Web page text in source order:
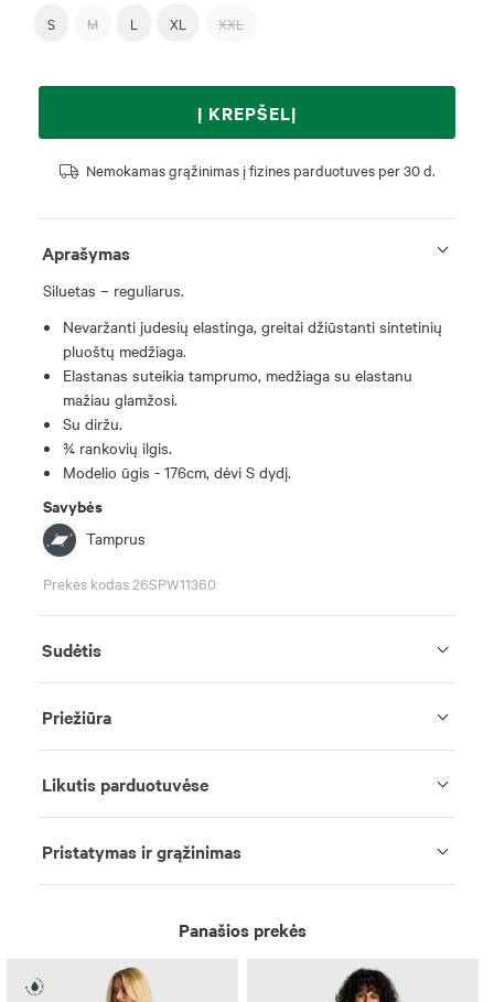
S M L XL XXL
Į KREPŠELĮ
Nemokamas grąžinimas į fizines parduotuves per 30 d.
Aprašymas
Siluetas – reguliarus.
Nevaržanti judesių elastinga, greitai džiūstanti sintetinių
pluoštų medžiaga.
Elastanas suteikia tamprumo, medžiaga su elastanu
mažiau glamžosi.
Su diržu.
¾ rankovių ilgis.
Modelio ūgis - 176cm, dėvi S dydį.
Savybės
Tamprus
Prekės kodas 26SPW11360
Sudėtis
Priežiūra
Likutis parduotuvėse
Pristatymas ir grąžinimas
Panašios prekės